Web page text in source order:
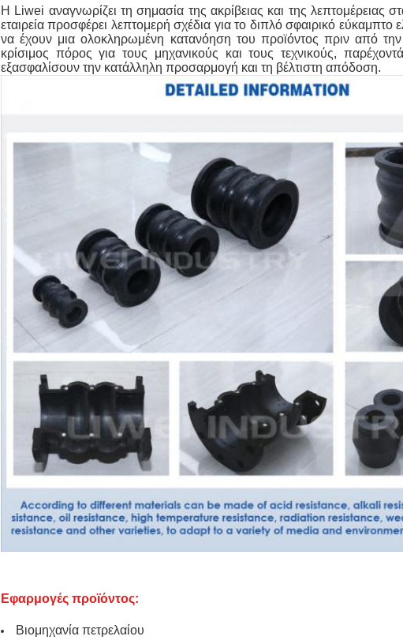
Η Liwei αναγνωρίζει τη σημασία της ακρίβειας και της λεπτομέρειας
εταιρεία προσφέρει λεπτομερή σχέδια για το διπλό σφαιρικό
να έχουν μια ολοκληρωμένη κατανόηση του προϊόντος πριν από
κρίσιμος πόρος για τους μηχανικούς και τους τεχνικούς,
εξασφαλίσουν την κατάλληλη προσαρμογή και τη βέλτιστη απόδοση.
Εφαρμογές προϊόντος:
Βιομηχανία πετρελαίου